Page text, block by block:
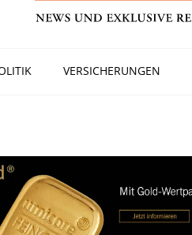
VERSICHERUNGEN